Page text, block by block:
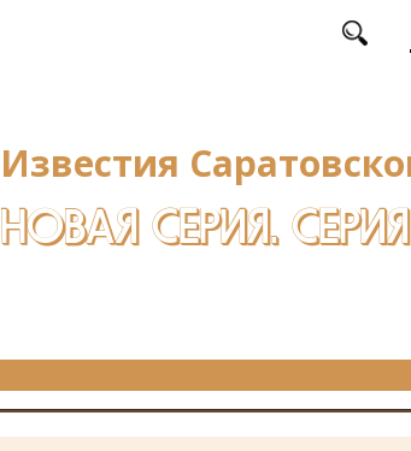
Известия
НОВАЯ СЕРИЯ.